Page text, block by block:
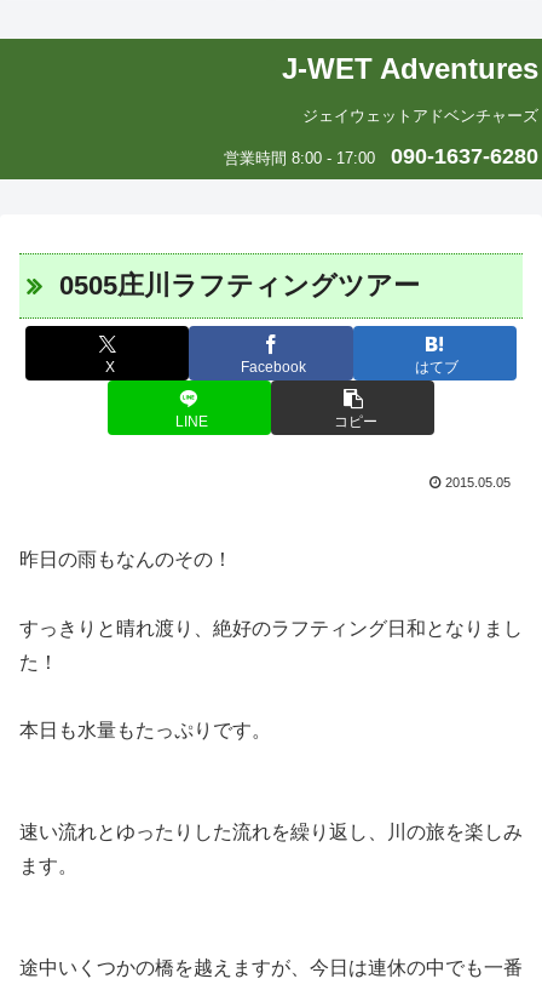
J-WET Adventures
ジェイウェットアドベンチャーズ
営業時間 8:00 - 17:00 090-1637-6280
0505庄川ラフティングツアー
X Facebook はてブ
LINE コピー
2015.05.05
昨日の雨もなんのその！
すっきりと晴れ渡り、絶好のラフティング日和となりまし
た！
本日も水量もたっぷりです。
速い流れとゆったりした流れを繰り返し、川の旅を楽しみ
ます。
途中いくつかの橋を越えますが、今日は連休の中でも一番